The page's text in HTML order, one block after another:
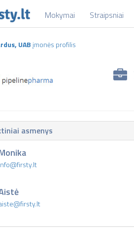
Mokymai Straipsniai
UAB įmonės profilis
asmenys